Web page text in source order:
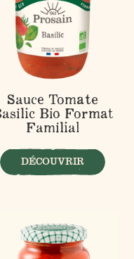
Sauce Tomate
Bio Format
Familial
DÉCOUVRIR